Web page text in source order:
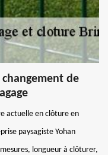
de
actuelle en clôture en
paysagiste Yohan
longueur à clôturer,